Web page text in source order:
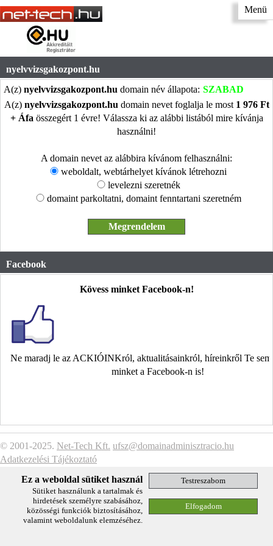
Menü
nyelvvizsgakozpont.hu
A(z) nyelvvizsgakozpont.hu domain név állapota: SZABAD
A(z) nyelvvizsgakozpont.hu domain nevet foglalja le most 1 976 Ft
+ Áfa összegért 1 évre! Válassza ki az alábbi listából mire kívánja
használni!
A domain nevet az alábbira kívánom felhasználni:
weboldalt, webtárhelyet kívánok létrehozni
levelezni szeretnék
domaint parkoltatni, domaint fenntartani szeretném
Facebook
Kövess minket Facebook-n!
Ne maradj le az ACKIÓINKról, aktualitásainkról, híreinkről Te
minket a Facebook-n is!
© 2001-2025. Net-Tech Kft. ufsz@domainadminisztracio.hu
Adatkezelési Tájékoztató
Ez a weboldal sütiket használ
Sütiket használunk a tartalmak és
hirdetések személyre szabásához,
közösségi funkciók biztosításához,
valamint weboldalunk elemzéséhez.